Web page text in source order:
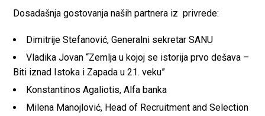
Dosadašnja gostovanja naših partnera iz privrede:
Dimitrije Stefanović, Generalni sekretar SANU
Vladika Jovan “Zemlja u kojoj se istorija prvo dešava –
Biti iznad Istoka i Zapada u 21. veku”
Konstantinos Agaliotis, Alfa banka
Milena Manojlović, Head of Recruitment and Selection